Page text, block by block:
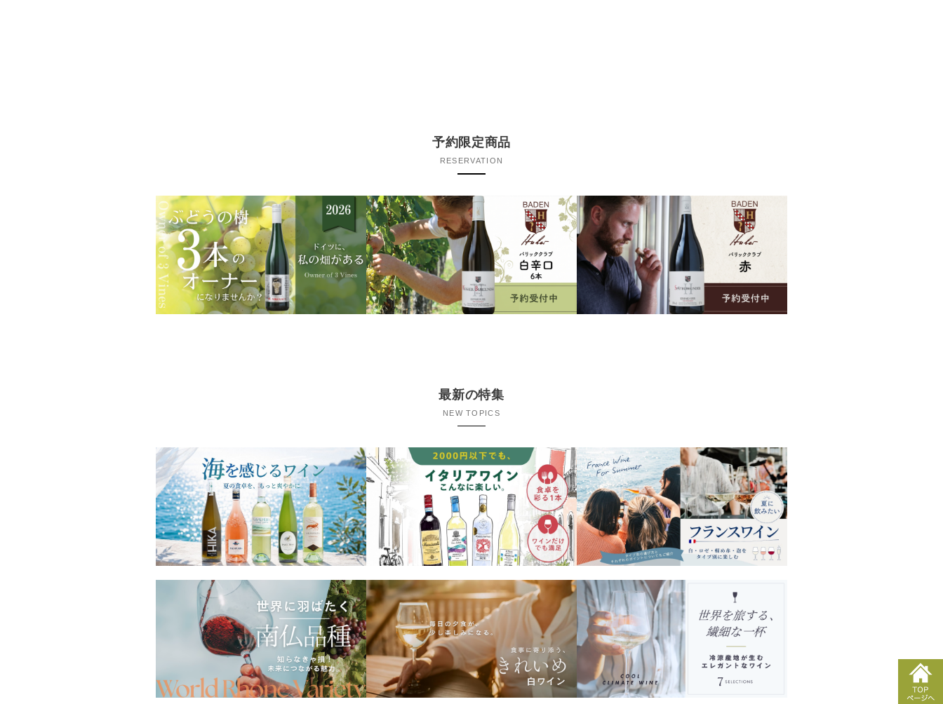
予約限定商品
RESERVATION
最新の特集
NEW TOPICS